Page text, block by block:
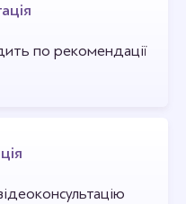
по рекомендації